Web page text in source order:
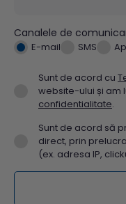
Canalele de
E-mail SMS
Sunt de acord cu
website-ului și am
confidentialitate.
Sunt de acord să
direct, prin
(ex. adresa IP,